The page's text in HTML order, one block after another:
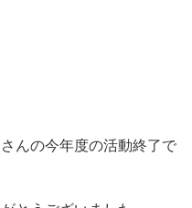
んの今年度の活動終了で